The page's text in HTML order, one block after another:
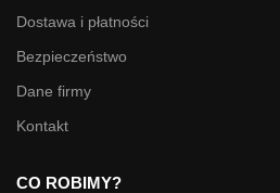
Dostawa i płatności
Bezpieczeństwo
Dane firmy
Kontakt
CO ROBIMY?